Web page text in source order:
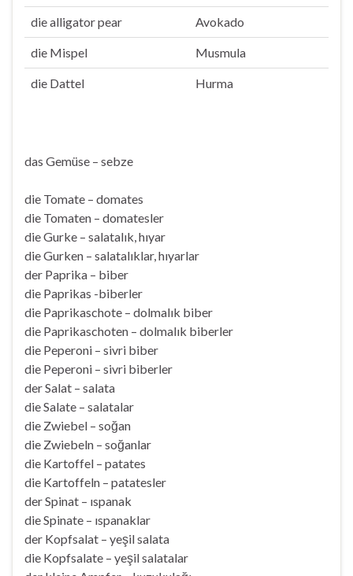
die alligator pear Avokado
die Mispel Musmula
die Dattel Hurma
das Gemüse – sebze
die Tomate – domates
die Tomaten – domatesler
die Gurke – salatalık, hıyar
die Gurken – salatalıklar, hıyarlar
der Paprika – biber
die Paprikas -biberler
die Paprikaschote – dolmalık biber
die Paprikaschoten – dolmalık biberler
die Peperoni – sivri biber
die Peperoni – sivri biberler
der Salat – salata
die Salate – salatalar
die Zwiebel – soğan
die Zwiebeln – soğanlar
die Kartoffel – patates
die Kartoffeln – patatesler
der Spinat – ıspanak
die Spinate – ıspanaklar
der Kopfsalat – yeşil salata
die Kopfsalate – yeşil salatalar